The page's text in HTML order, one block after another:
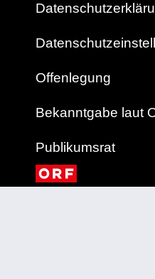
Offenlegung
Bekanntgabe laut
Publikumsrat